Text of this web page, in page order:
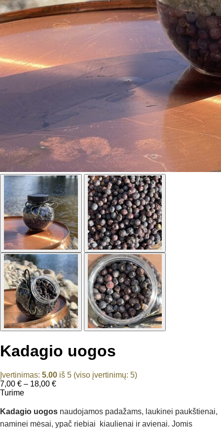
Kadagio uogos
Įvertinimas: 5.00 iš 5 (viso įvertinimų: 5)
7,00 € – 18,00 €Price
through
18,00 €
Turime
Kadagio uogos naudojamos padažams, laukinei paukštienai,
naminei mėsai, ypač riebiai kiaulienai ir avienai. Jomis